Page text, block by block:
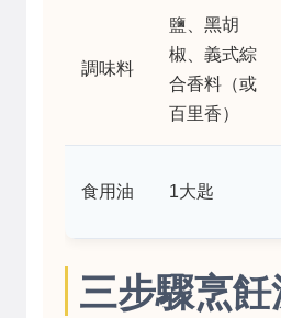
調味料
鹽、黑胡
椒、義式綜
合香料（或
百里香）
食用油 1大匙
三步驟烹